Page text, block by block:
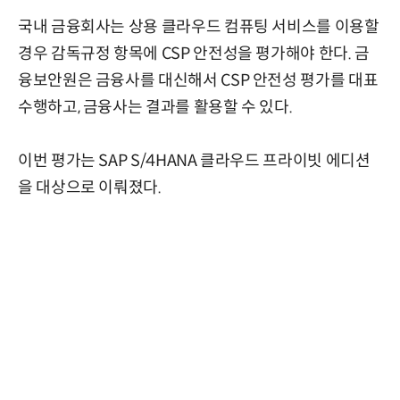
국내 금융회사는 상용 클라우드 컴퓨팅 서비스를 이용할
경우 감독규정 항목에 CSP 안전성을 평가해야 한다. 금
융보안원은 금융사를 대신해서 CSP 안전성 평가를 대표
수행하고, 금융사는 결과를 활용할 수 있다.
이번 평가는 SAP S/4HANA 클라우드 프라이빗 에디션
을 대상으로 이뤄졌다.